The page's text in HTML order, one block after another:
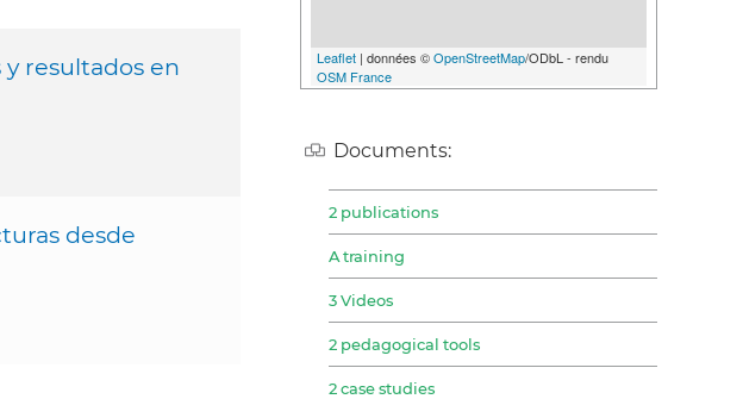
Leaflet | données ©OpenStreetMap/ODbL - rendu
OSM France
Documents:
2 publications
A training
3 Videos
2 pedagogical tools
2 case studies
resultados en
desde